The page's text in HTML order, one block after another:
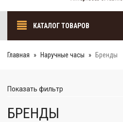
КАТАЛОГ ТОВАРОВ
Главная Наручные часы Бренды
Показать фильтр
БРЕНДЫ